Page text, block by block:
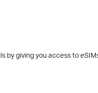
by giving you access to